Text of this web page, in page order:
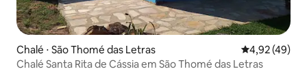
Chalé ⋅ São Thomé das Letras 4,92 de uma
4,92 (49)
Chalé Santa Rita de Cássia em São Thomé das Letras